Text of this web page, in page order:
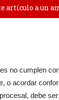
artículo a un
no cumplen
o acordar
debe